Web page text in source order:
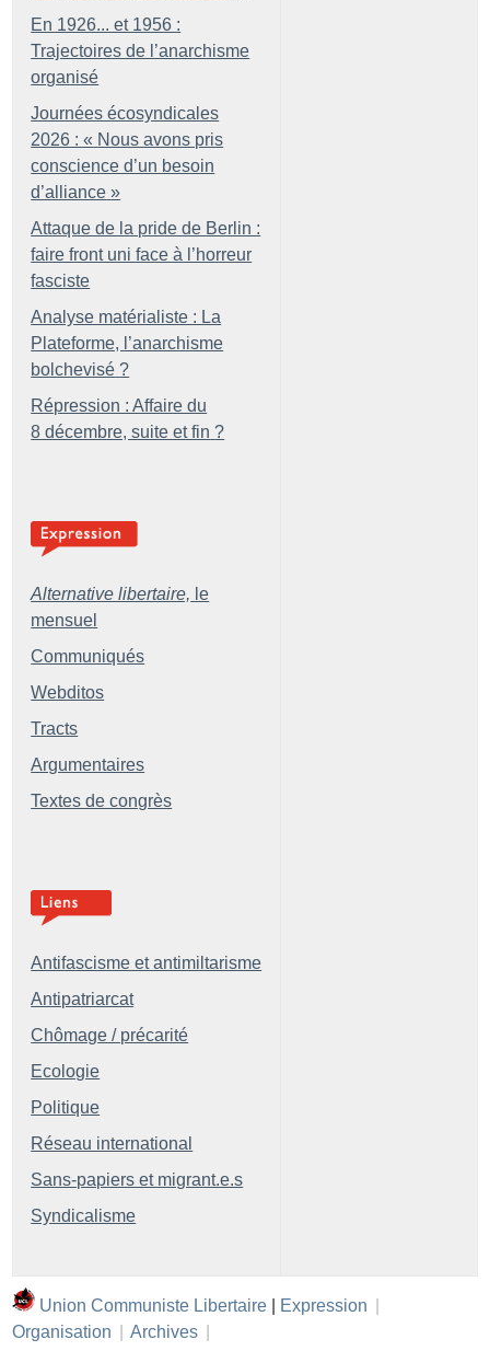
En 1926... et 1956 :
Trajectoires de l’anarchisme
organisé
Journées écosyndicales
2026 : « Nous avons pris
conscience d’un besoin
d’alliance »
Attaque de la pride de Berlin :
faire front uni face à l’horreur
fasciste
Analyse matérialiste : La
Plateforme, l’anarchisme
bolchevisé ?
Répression : Affaire du
8 décembre, suite et fin ?
Alternative libertaire, le
mensuel
Communiqués
Webditos
Tracts
Argumentaires
Textes de congrès
Antifascisme et antimiltarisme
Antipatriarcat
Chômage / précarité
Ecologie
Politique
Réseau international
Sans-papiers et migrant.e.s
Syndicalisme
Union Communiste Libertaire Expression
Organisation
Archives